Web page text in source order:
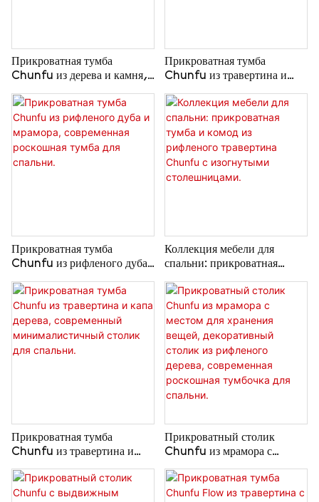
Прикроватная тумба
Chunfu из дерева и камня,
современная роскошная
акцентная тумба для
спальни.
Прикроватная тумба
Chunfu из травертина и
рифленой древесины с двумя
ящиками для спальни.
Прикроватная тумба
Chunfu из рифленого дуба
роскошная тумба для
спальни.
Коллекция мебели для
спальни: прикроватная
травертина Chunfu с
изогнутыми столешницами.
Прикроватная тумба
Chunfu из травертина и
капа дерева, современный
минималистичный столик
для спальни.
Прикроватный столик
Chunfu из мрамора с
местом для хранения вещей,
декоративный столик из
рифленого дерева,